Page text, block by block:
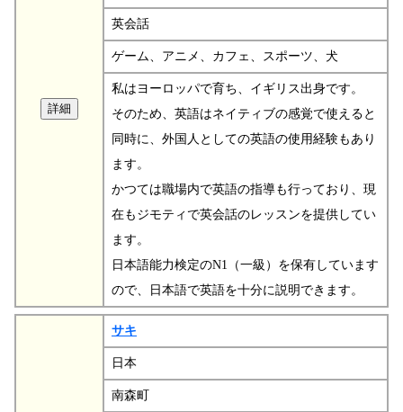
英会話
ゲーム、アニメ、カフェ、スポーツ、犬
私はヨーロッパで育ち、イギリス出身です。
そのため、英語はネイティブの感覚で使えると
同時に、外国人としての英語の使用経験もあり
ます。
かつては職場内で英語の指導も行っており、現
在もジモティで英会話のレッスンを提供してい
ます。
日本語能力検定のN1（一級）を保有しています
ので、日本語で英語を十分に説明できます。
サキ
日本
南森町